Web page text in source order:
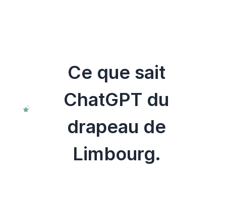
Ce que sait
ChatGPT du
drapeau de
Limbourg.